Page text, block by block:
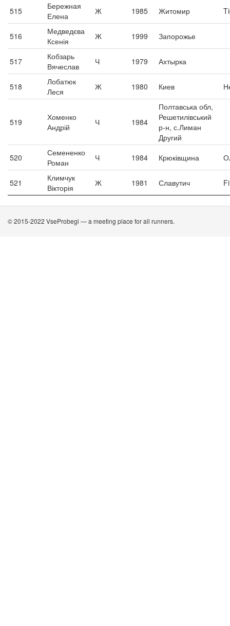
515
Бережная
Елена
Ж 1985 Житомир
516
Медведєва
Ксенія
Ж 1999 Запорожье
517
Кобзарь
Вячеслав
Ч 1979 Ахтырка
518
Лобатюк
Леся
Ж 1980 Киев
519
Хоменко
Андрій
Ч 1984
Полтавська обл,
Решетилівський
р-н, с.Лиман
Другий
520
Семененко
Роман
Ч 1984 Крюківщина
521
Климчук
Вікторія
Ж 1981 Славутич
© 2015-2022 VseProbegi — a meeting place for all runners.